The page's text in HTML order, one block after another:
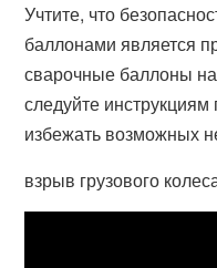
Учтите, что
баллонами является
сварочные баллоны
следуйте
избежать возможных
взрыв грузового